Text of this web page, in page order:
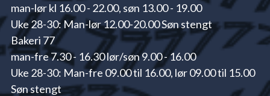
man-lør kl 16.00 - 22.00, søn 13.00 - 19.00
Uke 28-30: Man-lør 12.00-20.00 Søn stengt
Bakeri 77
man-fre 7.30 - 16.30 lør/søn 9.00 - 16.00
Uke 28-30: Man-fre 09.00 til 16.00, lør 09.00 til 15.00
Søn stengt